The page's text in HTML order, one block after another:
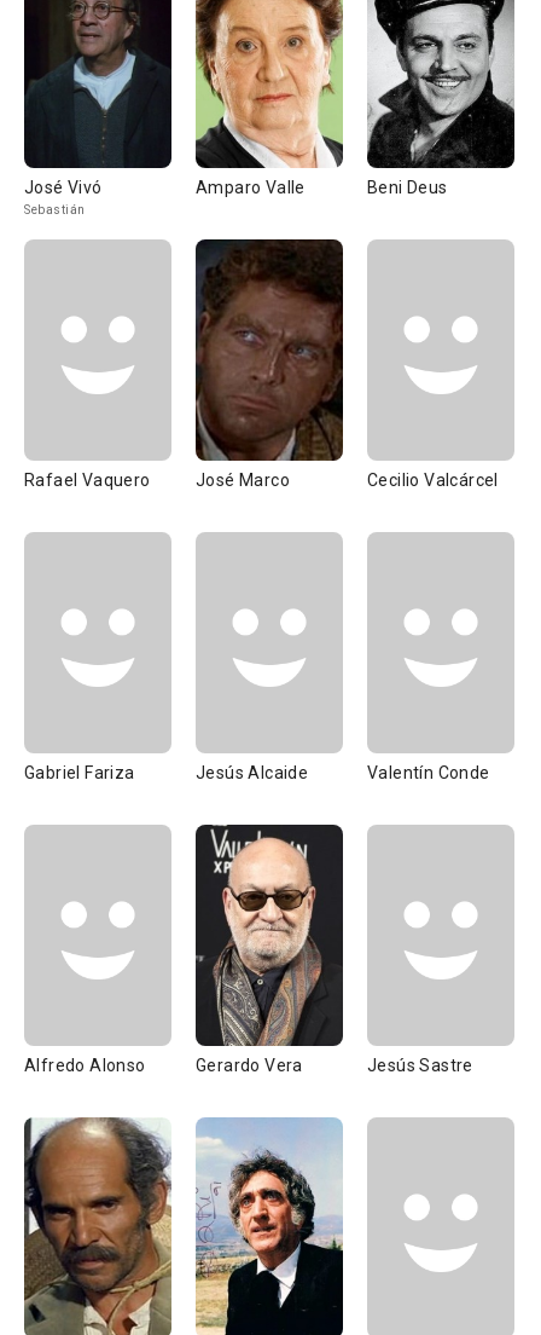
José Vivó
Sebastián
Amparo Valle Beni Deus
Rafael Vaquero José Marco Cecilio Valcárcel
Gabriel Fariza Jesús Alcaide Valentín Conde
Alfredo Alonso Gerardo Vera Jesús Sastre